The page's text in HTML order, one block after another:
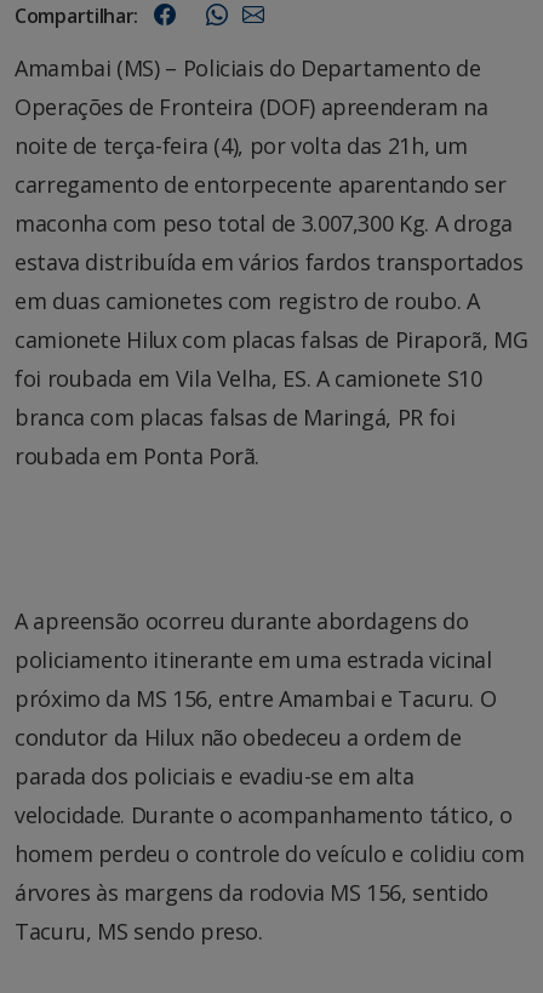
Compartilhar:
Amambai (MS) – Policiais do Departamento de
Operações de Fronteira (DOF) apreenderam na
noite de terça-feira (4), por volta das 21h, um
carregamento de entorpecente aparentando ser
maconha com peso total de 3.007,300 Kg. A droga
estava distribuída em vários fardos transportados
em duas camionetes com registro de roubo. A
camionete Hilux com placas falsas de Piraporã, MG
foi roubada em Vila Velha, ES. A camionete S10
branca com placas falsas de Maringá, PR foi
roubada em Ponta Porã.
A apreensão ocorreu durante abordagens do
policiamento itinerante em uma estrada vicinal
próximo da MS 156, entre Amambai e Tacuru. O
condutor da Hilux não obedeceu a ordem de
parada dos policiais e evadiu-se em alta
velocidade. Durante o acompanhamento tático, o
homem perdeu o controle do veículo e colidiu com
árvores às margens da rodovia MS 156, sentido
Tacuru, MS sendo preso.